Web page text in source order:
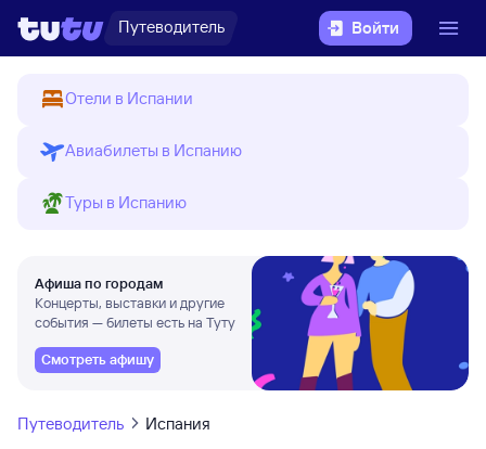
Путеводитель Войти
Отели в Испании
Авиабилеты в Испанию
Туры в Испанию
Афиша по городам
Концерты, выставки и другие
события — билеты есть на Туту
Смотреть афишу
Путеводитель Испания